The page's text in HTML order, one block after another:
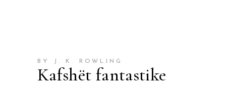
BY J. K. ROWLING
Kafshët fantastike